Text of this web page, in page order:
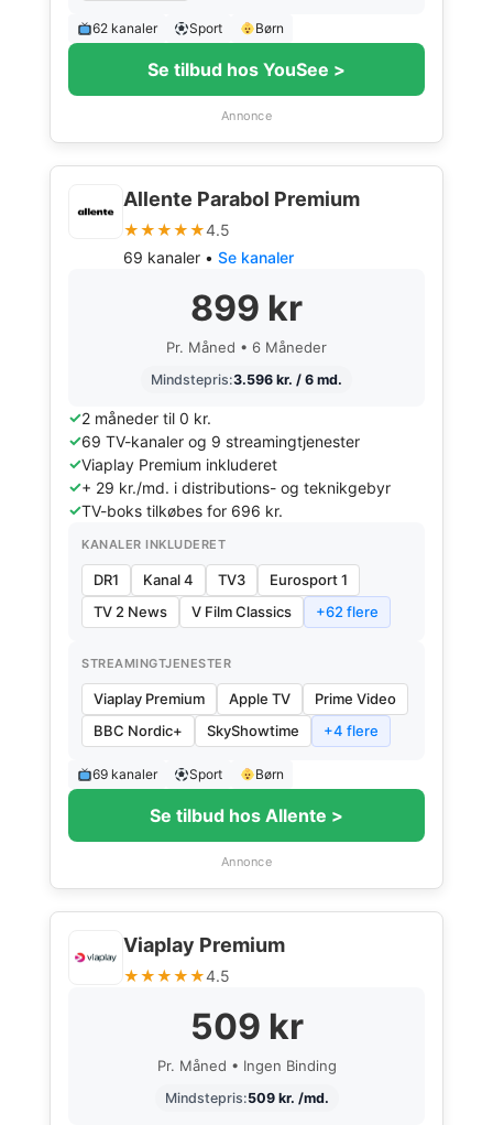
62 kanaler Sport Børn
Se tilbud hos YouSee >
Annonce
Allente Parabol Premium
★★★★★4.5
69 kanaler • Se kanaler
899 kr
Pr. Måned • 6 Måneder
Mindstepris:3.596 kr. / 6 md.
2 måneder til 0 kr.
69 TV-kanaler og 9 streamingtjenester
Viaplay Premium inkluderet
+ 29 kr./md. i distributions- og teknikgebyr
TV-boks tilkøbes for 696 kr.
KANALER INKLUDERET
DR1 Kanal 4 TV3
Eurosport 1
TV 2 News
V Film Classics +62 flere
STREAMINGTJENESTER
Viaplay Premium Apple TV
Prime Video
BBC Nordic+
SkyShowtime +4 flere
69 kanaler Sport Børn
Se tilbud hos Allente >
Annonce
Viaplay Premium
★★★★★4.5
509 kr
Pr. Måned • Ingen Binding
Mindstepris:509 kr. /md.